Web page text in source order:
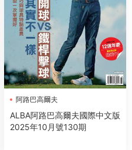
阿路巴高爾夫
ALBA阿路巴高爾夫國際中文版
2025年10月號130期